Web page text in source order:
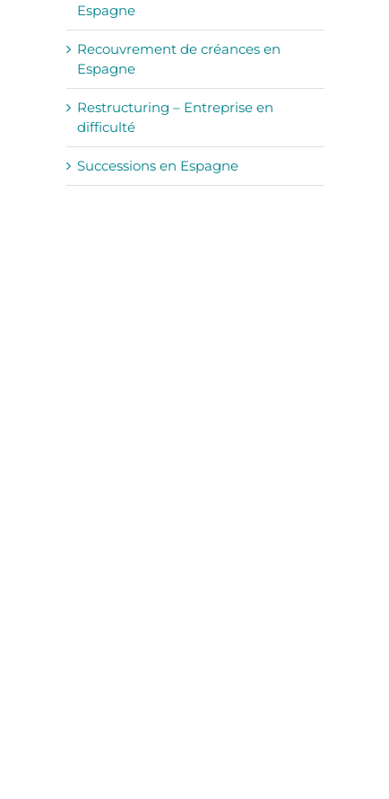
Espagne
Recouvrement de créances en
Espagne
Restructuring – Entreprise en
difficulté
Successions en Espagne